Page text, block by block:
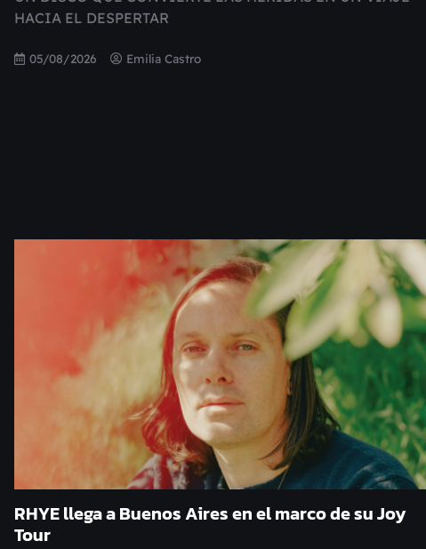
HACIA EL DESPERTAR
05/08/2026 Emilia Castro
RHYE llega a Buenos Aires en el marco de su Joy
Tour